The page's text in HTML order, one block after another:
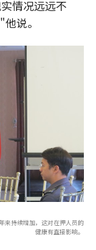
情况远远不
说。
来持续增加，这对在押人员的
健康有直接影响。